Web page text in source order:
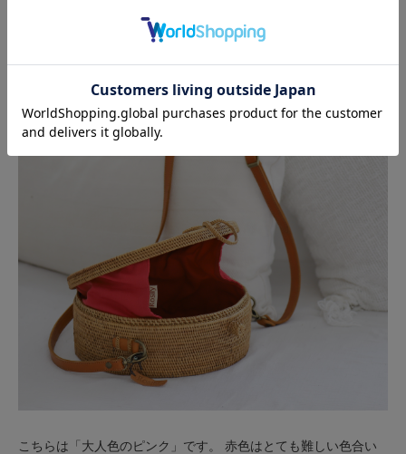
こちらは「大人色のピンク」です。 赤色はとても難しい色合い